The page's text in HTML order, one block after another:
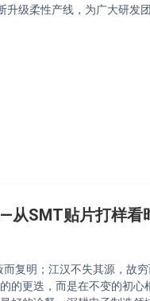
级柔性产线，为广大研发
从SMT贴片打样看
复明；江汉不失其源，故
的更迭，而是在不变的初